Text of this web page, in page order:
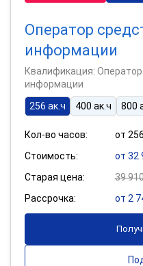
Оператор
информации
Квалификация:
информации
256 ак.ч
400 ак.ч 800
Кол-во часов:
от
Стоимость:
от 32
Старая цена:
39
Рассрочка:
от 2